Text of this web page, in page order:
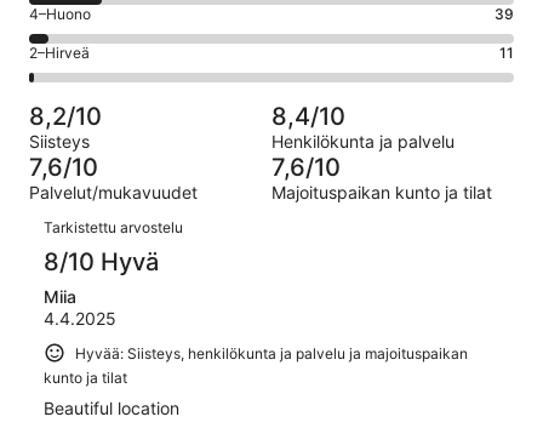
kautta
1004
arvostelua
Hyvä.
543
kautta
1004
arvostelua
-
OK.
152
1004
arvostelua
Arvosana
4
-
Huono.
39
kautta
1004
arvostelua
4–Huono 39
Arvosana
2
-
Hirveä.
11
kautta
1004
arvostelua
2–Hirveä 11
8,2/10
Siisteys
8,4/10
Henkilökunta ja palvelu
7,6/10
Palvelut/mukavuudet
7,6/10
Majoituspaikan kunto ja tilat
Arvostelut
Tarkistettu arvostelu
8/10 Hyvä
Miia
4.4.2025
Hyvää: Siisteys, henkilökunta ja palvelu ja majoituspaikan
kunto ja tilat
Beautiful location